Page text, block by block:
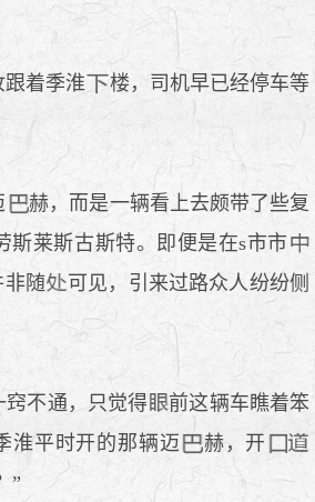
着季淮
楼，司机早已经停车等
赫，而是一辆看上去颇带了些复
斯莱斯古斯特。即便是在s市市
非随
可见，引来过路众人纷纷侧
不通，只觉得
前这辆车瞧着笨
淮平时开的那辆迈
赫，开
”